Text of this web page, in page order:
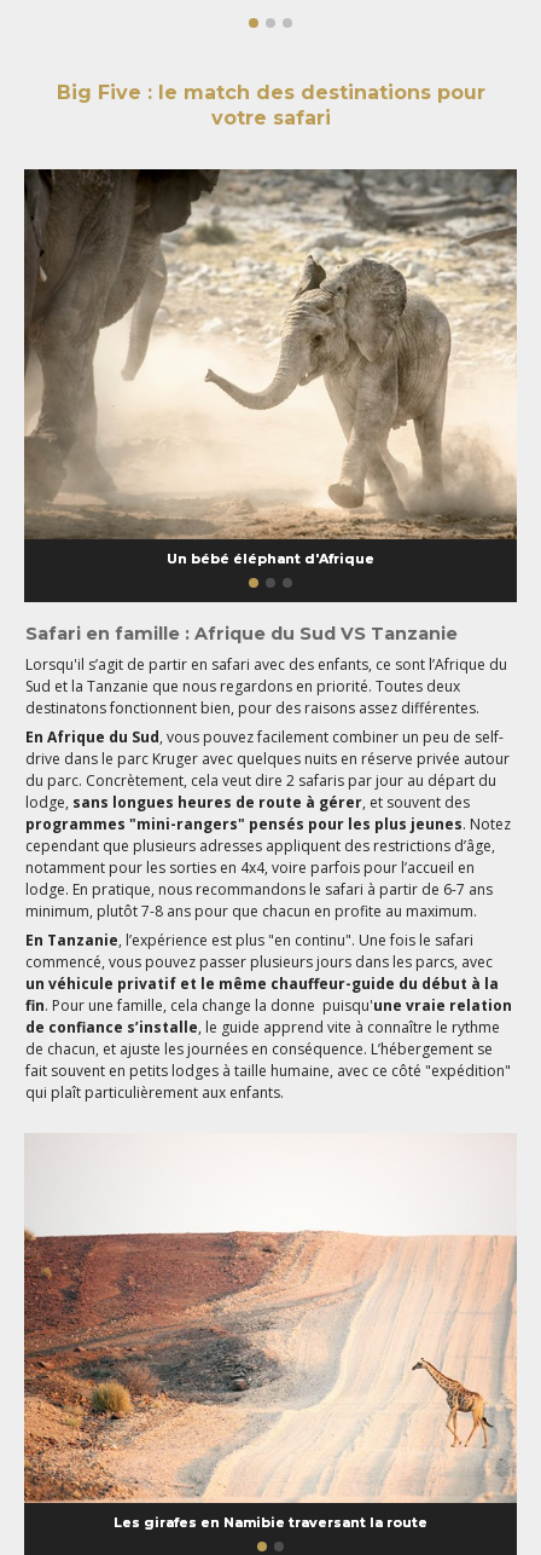
Big Five : le match des destinations pour
votre safari
Un bébé éléphant d'Afrique
Safari en famille : Afrique du Sud VS Tanzanie
Lorsqu'il s’agit de partir en safari avec des enfants, ce sont l’Afrique du
Sud et la Tanzanie que nous regardons en priorité. Toutes deux
destinatons fonctionnent bien, pour des raisons assez différentes.
En Afrique du Sud, vous pouvez facilement combiner un peu de self-
drive dans le parc Kruger avec quelques nuits en réserve privée autour
du parc. Concrètement, cela veut dire 2 safaris par jour au départ du
lodge, sans longues heures de route à gérer, et souvent des
programmes "mini-rangers" pensés pour les plus jeunes. Notez
cependant que plusieurs adresses appliquent des restrictions d’âge,
notamment pour les sorties en 4x4, voire parfois pour l’accueil en
lodge. En pratique, nous recommandons le safari à partir de 6-7 ans
minimum, plutôt 7-8 ans pour que chacun en profite au maximum.
En Tanzanie, l’expérience est plus "en continu". Une fois le safari
commencé, vous pouvez passer plusieurs jours dans les parcs, avec
un véhicule privatif et le même chauffeur-guide du début à la
fin. Pour une famille, cela change la donne puisqu'une vraie relation
de confiance s’installe, le guide apprend vite à connaître le rythme
de chacun, et ajuste les journées en conséquence. L’hébergement se
fait souvent en petits lodges à taille humaine, avec ce côté "expédition"
qui plaît particulièrement aux enfants.
Les girafes en Namibie traversant la route